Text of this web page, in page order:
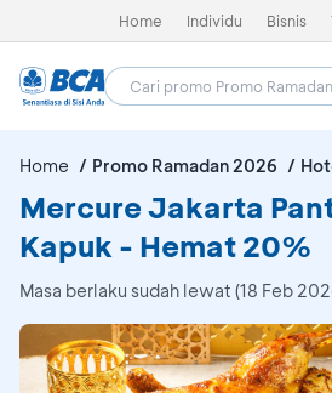
Home Individu Bisnis
Home Promo Ramadan 2026
Mercure Jakarta
Kapuk - Hemat 20%
Masa berlaku sudah lewat (18 Feb